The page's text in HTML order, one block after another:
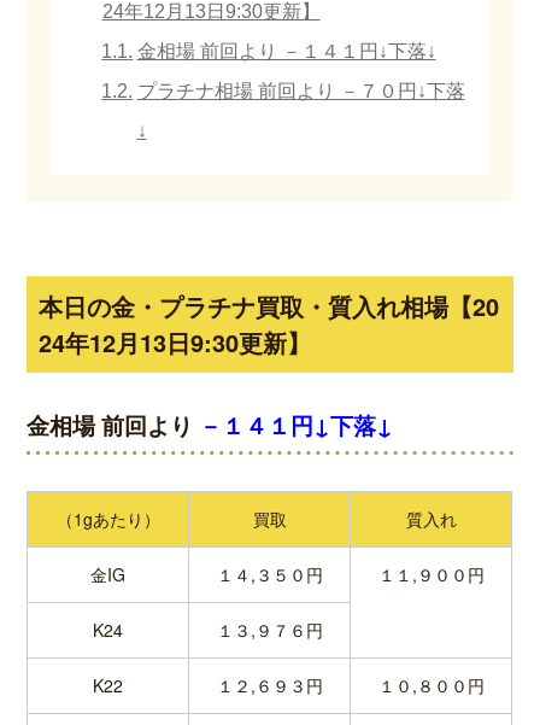
24年12月13日9:30更新】
金相場 前回より －１４１円↓下落↓
プラチナ相場 前回より －７０円↓下落
↓
本日の金・プラチナ買取・質入れ相場【20
24年12月13日9:30更新】
金相場 前回より －１４１円↓下落↓
（1gあたり） 買取 質入れ
金IG １４,３５０円 １１,９００円
K24 １３,９７６円
K22 １２,６９３円 １０,８００円